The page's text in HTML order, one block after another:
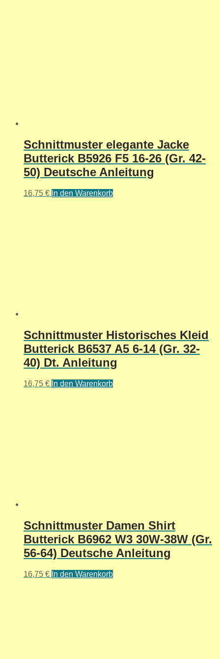
Schnittmuster elegante Jacke
Butterick B5926 F5 16-26 (Gr. 42-
50) Deutsche Anleitung
16,75 € In den Warenkorb
Schnittmuster Historisches Kleid
Butterick B6537 A5 6-14 (Gr. 32-
40) Dt. Anleitung
16,75 € In den Warenkorb
Schnittmuster Damen Shirt
Butterick B6962 W3 30W-38W (Gr.
56-64) Deutsche Anleitung
16,75 € In den Warenkorb